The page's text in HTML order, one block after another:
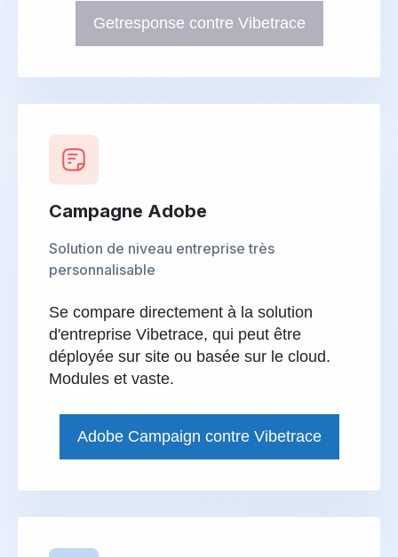
Getresponse contre Vibetrace
Campagne Adobe
Solution de niveau entreprise très
personnalisable
Se compare directement à la solution
d'entreprise Vibetrace, qui peut être
déployée sur site ou basée sur le cloud.
Modules et vaste.
Adobe Campaign contre Vibetrace